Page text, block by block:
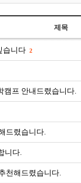
제목
습니다 2
캠프 안내드렸습니다.
드렸습니다.
니다.
천해드렸습니다.